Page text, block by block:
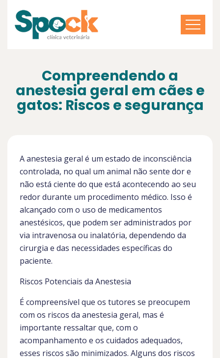
Compreendendo a
anestesia geral em cães e
gatos: Riscos e segurança
A anestesia geral é um estado de inconsciência
controlada, no qual um animal não sente dor e
não está ciente do que está acontecendo ao seu
redor durante um procedimento médico. Isso é
alcançado com o uso de medicamentos
anestésicos, que podem ser administrados por
via intravenosa ou inalatória, dependendo da
cirurgia e das necessidades específicas do
paciente.
Riscos Potenciais da Anestesia
É compreensível que os tutores se preocupem
com os riscos da anestesia geral, mas é
importante ressaltar que, com o
acompanhamento e os cuidados adequados,
esses riscos são minimizados. Alguns dos riscos